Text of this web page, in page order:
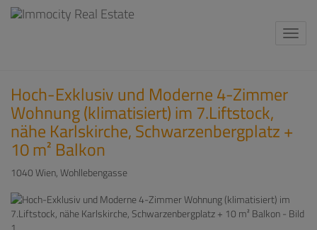
Hoch-Exklusiv und Moderne 4-Zimmer
Wohnung (klimatisiert) im 7.Liftstock,
nähe Karlskirche, Schwarzenbergplatz +
10 m² Balkon
1040 Wien, Wohllebengasse